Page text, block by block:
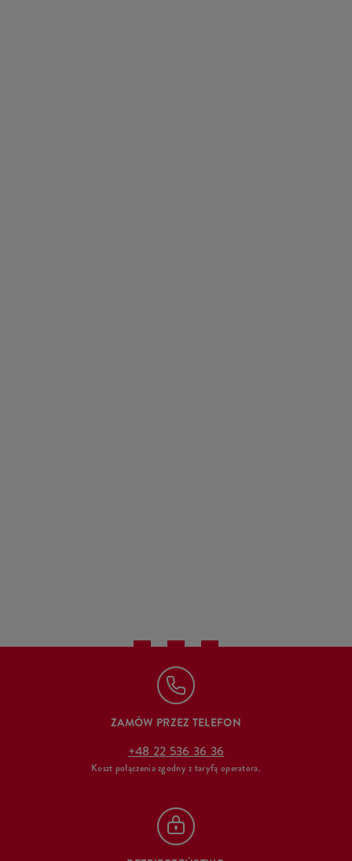
ZAMÓW PRZEZ TELEFON
+48 22 536 36 36
Koszt połączenia zgodny z taryfą operatora.